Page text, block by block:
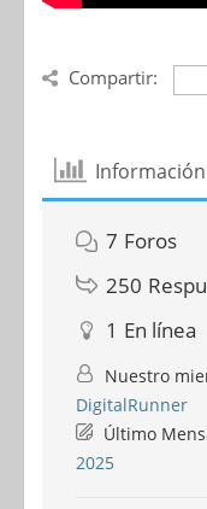
Compartir:
7 Foros
250
1 En línea
Nuestro
DigitalRunner
Último
2025